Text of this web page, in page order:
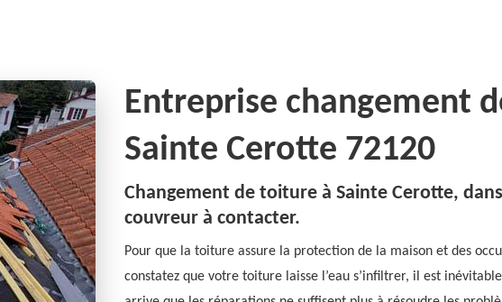
Entreprise changement
Sainte Cerotte 72120
Changement de toiture à Sainte Cerotte,
couvreur à contacter.
Pour que la toiture assure la protection de la maison et des
constatez que votre toiture laisse l’eau s’infiltrer, il est